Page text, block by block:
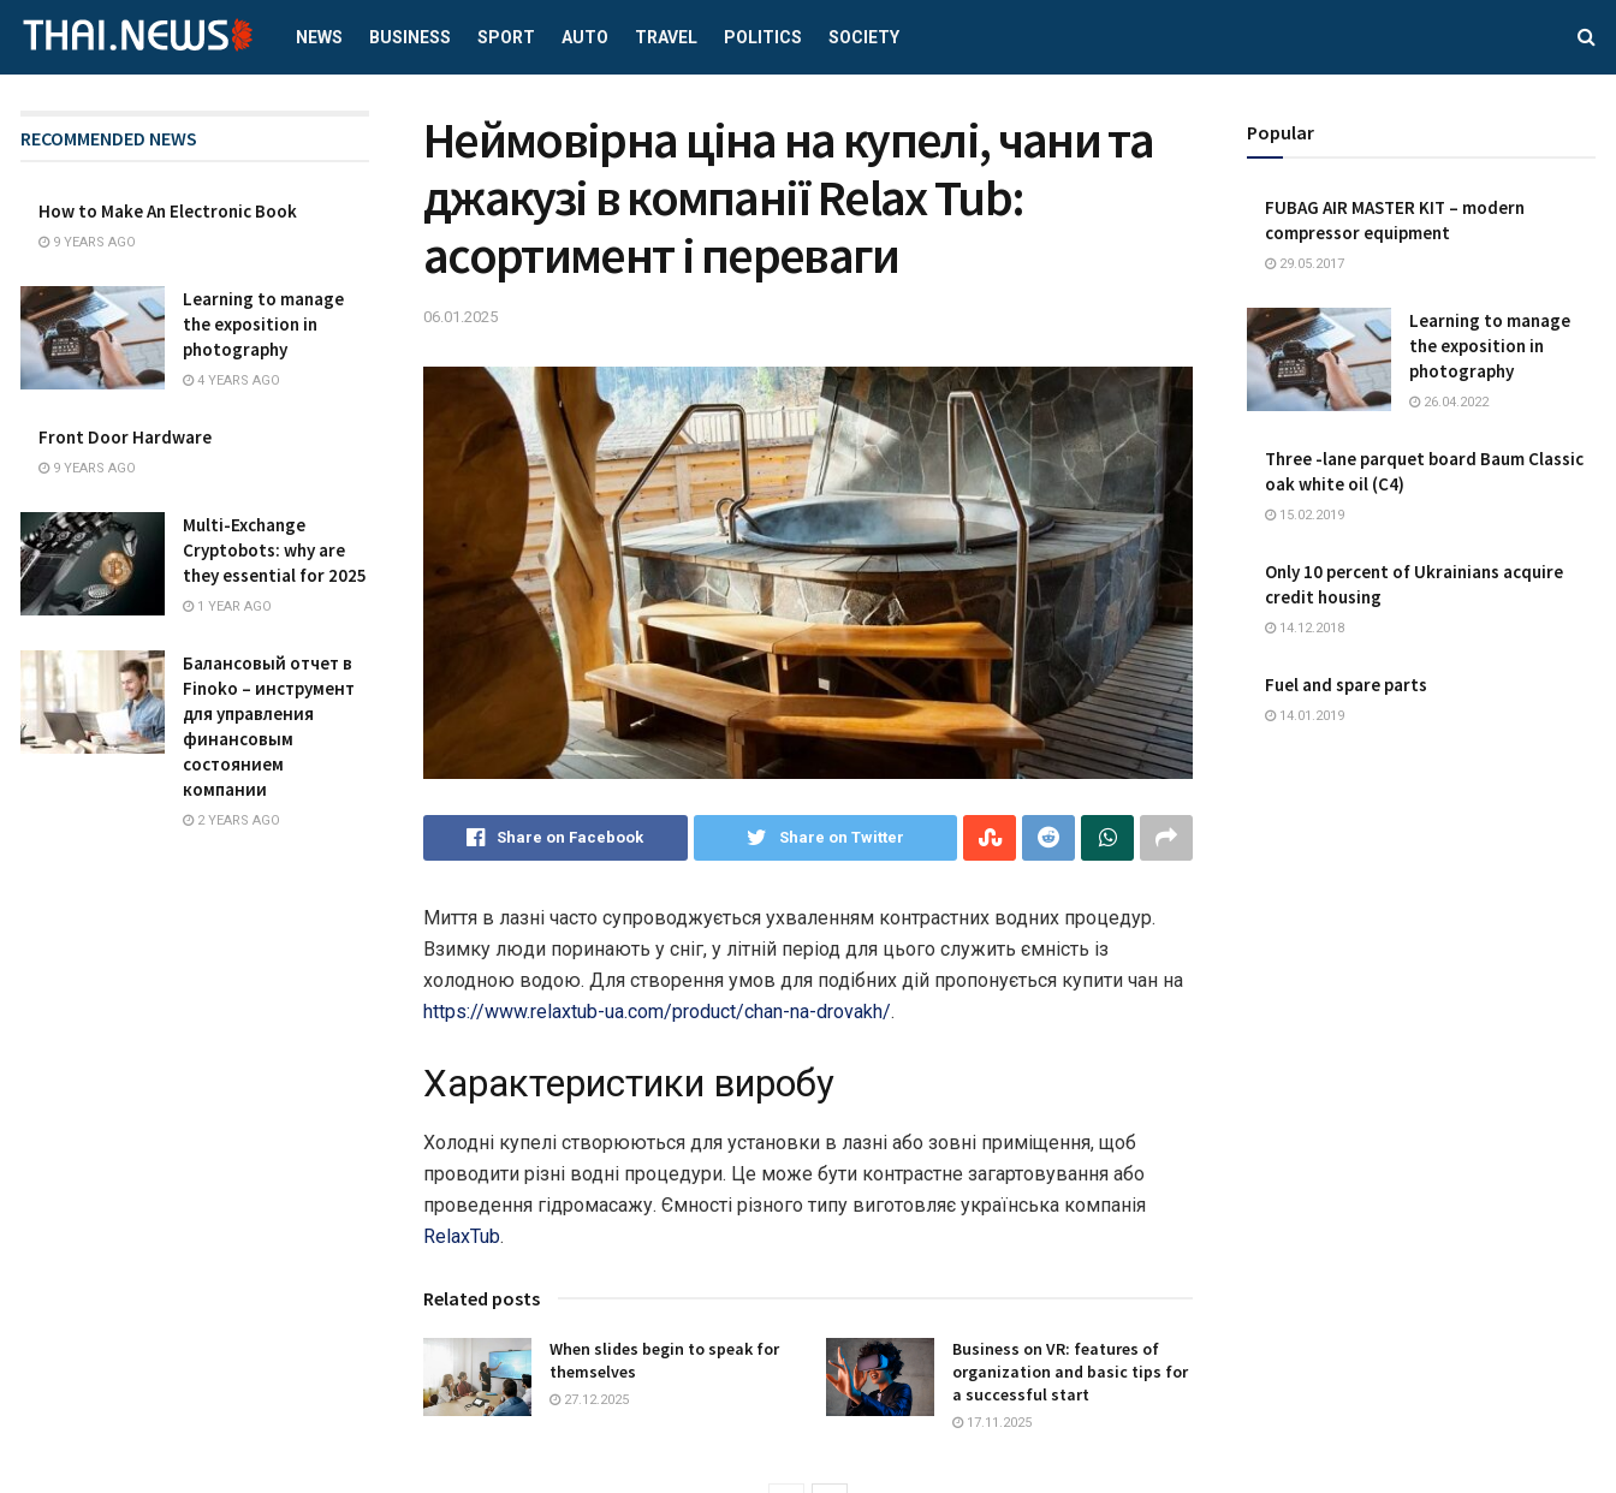
NEWS BUSINESS SPORT AUTO TRAVEL POLITICS SOCIETY
Неймовірна ціна на купелі, чани та
джакузі в компанії Relax Tub:
асортимент і переваги
06.01.2025
Share on Facebook Share on Twitter
Миття в лазні часто супроводжується ухваленням контрастних водних процедур.
Взимку люди поринають у сніг, у літній період для цього служить ємність із
холодною водою. Для створення умов для подібних дій пропонується купити чан на
https://www.relaxtub-ua.com/product/chan-na-drovakh/.
Характеристики виробу
Холодні купелі створюються для установки в лазні або зовні приміщення, щоб
проводити різні водні процедури. Це може бути контрастне загартовування або
проведення гідромасажу. Ємності різного типу виготовляє українська компанія
RelaxTub.
Related posts
When slides begin to speak for
themselves
27.12.2025
Business on VR: features of
organization and basic tips for
a successful start
17.11.2025
RECOMMENDED NEWS
How to Make An Electronic Book
9 YEARS AGO
Learning to manage
the exposition in
photography
4 YEARS AGO
Front Door Hardware
9 YEARS AGO
Multi-Exchange
Cryptobots: why are
they essential for 2025
1 YEAR AGO
Балансовый отчет в
Finoko – инструмент
для управления
финансовым
состоянием
компании
2 YEARS AGO
Popular
FUBAG AIR MASTER KIT – modern
compressor equipment
29.05.2017
Learning to manage
the exposition in
photography
26.04.2022
Three -lane parquet board Baum Classic
oak white oil (C4)
15.02.2019
Only 10 percent of Ukrainians acquire
credit housing
14.12.2018
Fuel and spare parts
14.01.2019